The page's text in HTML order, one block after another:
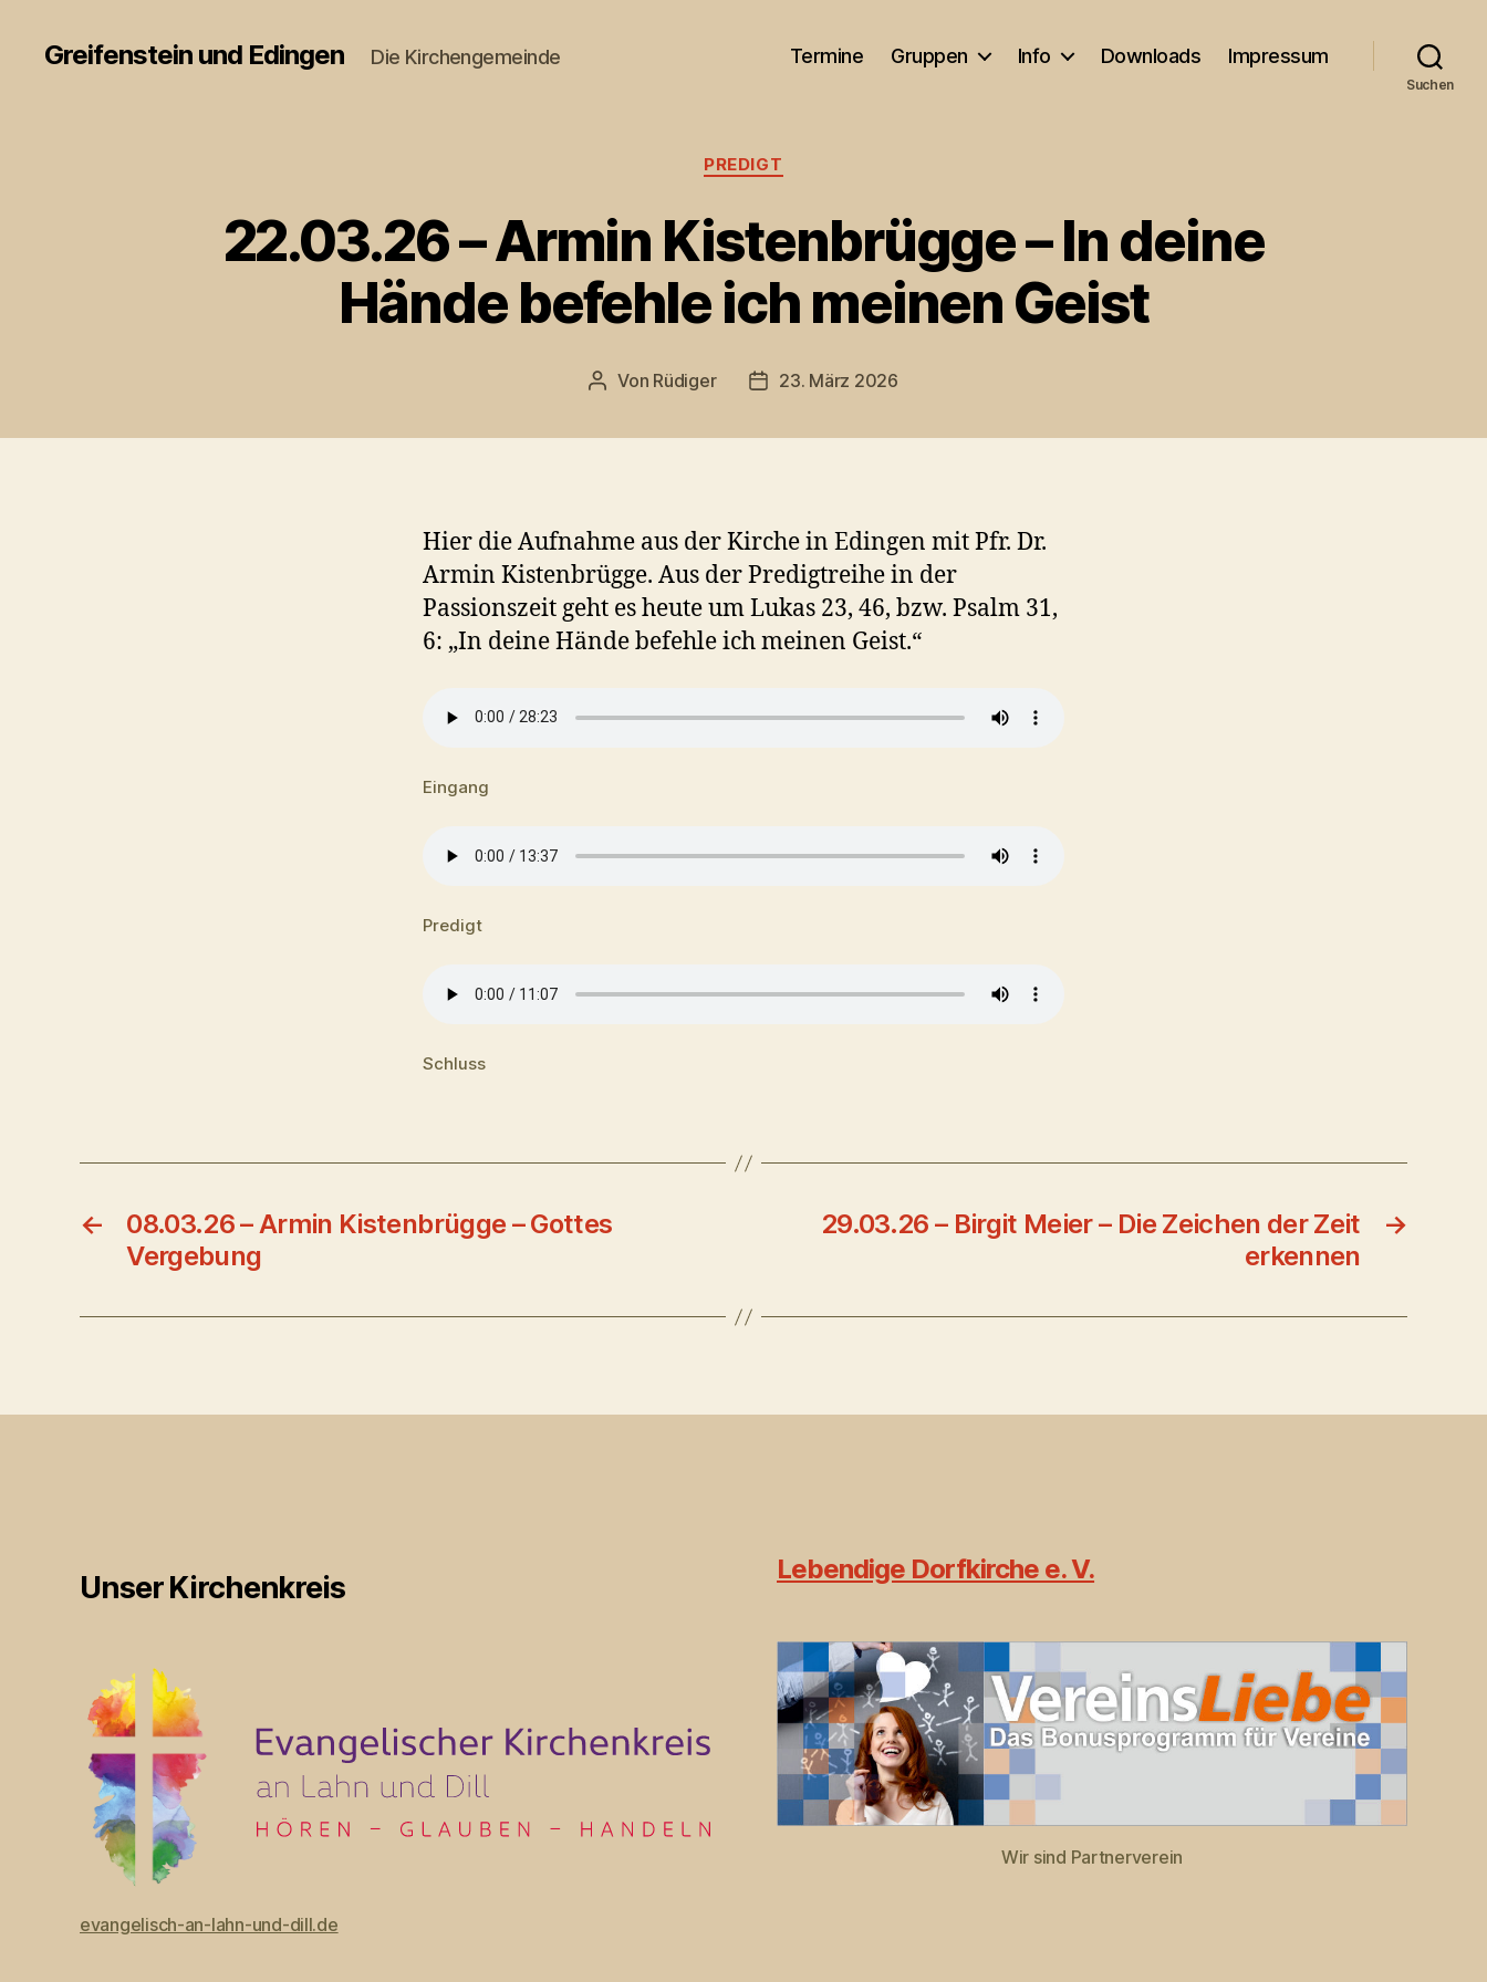
Greifenstein und Edingen Die Kirchengemeinde Termine Gruppen Info Downloads Impressum
Suchen
Kategorien
PREDIGT
22.03.26 – Armin Kistenbrügge – In deine
Hände befehle ich meinen Geist
Beitragsautor
Von Rüdiger Veröffentlichungsdatum
23. März 2026
Hier die Aufnahme aus der Kirche in Edingen mit Pfr. Dr.
Armin Kistenbrügge. Aus der Predigtreihe in der
Passionszeit geht es heute um Lukas 23, 46, bzw. Psalm 31,
6: „In deine Hände befehle ich meinen Geist.“
Eingang
Predigt
Schluss
←
08.03.26 – Armin Kistenbrügge – Gottes
Vergebung
→
29.03.26 – Birgit Meier – Die Zeichen der Zeit
erkennen
Unser Kirchenkreis
evangelisch-an-lahn-und-dill.de
Lebendige Dorfkirche e. V.
Wir sind Partnerverein